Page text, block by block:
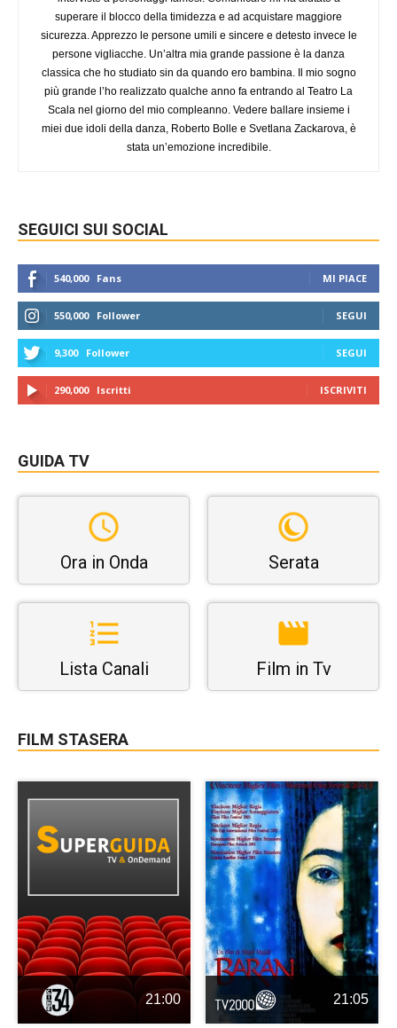
superare il blocco della timidezza e ad acquistare maggiore
sicurezza. Apprezzo le persone umili e sincere e detesto invece le
persone vigliacche. Un’altra mia grande passione è la danza
classica che ho studiato sin da quando ero bambina. Il mio sogno
più grande l’ho realizzato qualche anno fa entrando al Teatro La
Scala nel giorno del mio compleanno. Vedere ballare insieme i
miei due idoli della danza, Roberto Bolle e Svetlana Zackarova, è
stata un’emozione incredibile.
SEGUICI SUI SOCIAL
540,000 Fans MI PIACE
550,000 Follower SEGUI
9,300 Follower SEGUI
290,000 Iscritti ISCRIVITI
GUIDA TV
Ora in Onda Serata
Lista Canali Film in Tv
FILM STASERA
21:00 21:05